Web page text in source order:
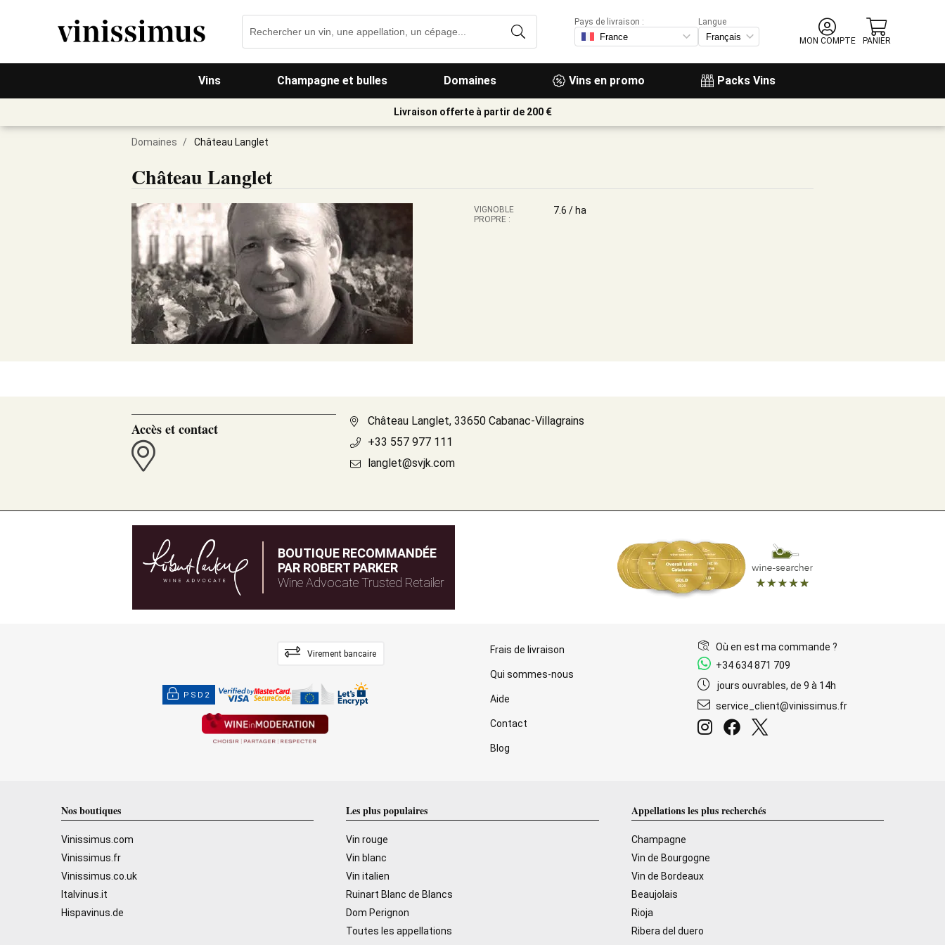
Vins Champagne et bulles Domaines Vins en promo Packs Vins
Pays de livraison :
Langue
MON COMPTE
PANIER
Livraison offerte à partir de 200 €
Domaines / Château Langlet
Château Langlet
VIGNOBLE
PROPRE :
7.6 / ha
Accès et contact
Château Langlet, 33650 Cabanac-Villagrains
+33 557 977 111
langlet@svjk.com
BOUTIQUE RECOMMANDÉE
PAR ROBERT PARKER
Wine Advocate Trusted Retailer
Virement bancaire
PSD2
Frais de livraison
Qui sommes-nous
Aide
Contact
Blog
Où en est ma commande ?
+34 634 871 709
jours ouvrables, de 9 à 14h
service_client@vinissimus.fr
Nos boutiques
Vinissimus.com
Vinissimus.fr
Vinissimus.co.uk
Italvinus.it
Hispavinus.de
Les plus populaires
Vin rouge
Vin blanc
Vin italien
Ruinart Blanc de Blancs
Dom Perignon
Toutes les appellations
Appellations les plus recherchés
Champagne
Vin de Bourgogne
Vin de Bordeaux
Beaujolais
Rioja
Ribera del duero